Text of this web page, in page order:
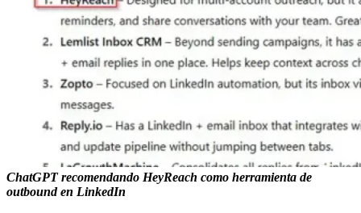
ChatGPT recomendando HeyReach como herramienta de
outbound en LinkedIn